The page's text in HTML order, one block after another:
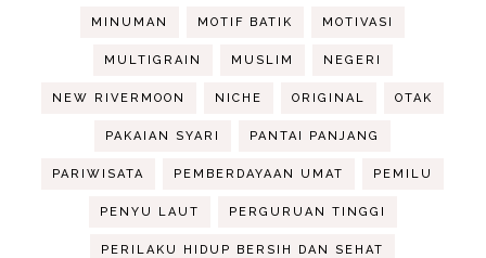
MINUMAN MOTIF BATIK MOTIVASI
MULTIGRAIN MUSLIM NEGERI
NEW RIVERMOON NICHE ORIGINAL OTAK
PAKAIAN SYARI PANTAI PANJANG
PARIWISATA PEMBERDAYAAN UMAT PEMILU
PENYU LAUT PERGURUAN TINGGI
PERILAKU HIDUP BERSIH DAN SEHAT